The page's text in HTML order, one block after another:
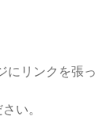
にリンクを張っ
い。